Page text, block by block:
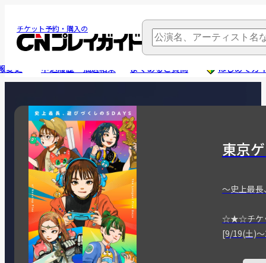
チケット予約・購入の
変更 申込履歴・抽選結果 よくあるご質問 はじめてガ
東京
～史上最長
☆★☆チケ
[9/19(土)